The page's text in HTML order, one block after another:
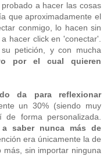
a hacer las cosas
que aproximadamente el
conmigo, lo hacen sin
hacer click en 'conectar'.
petición, y con mucha
por el cual quieren
da para reflexionar
un 30% (siendo muy
forma personalizada.
saber nunca más de
era únicamente la de
sin importar ninguna